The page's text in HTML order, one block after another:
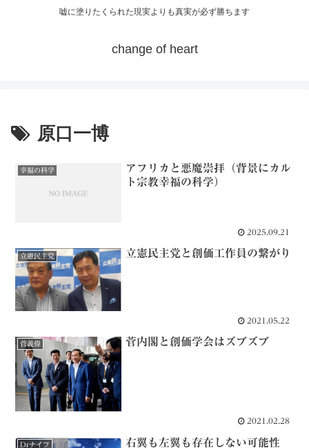
嘘に塗りたくられた現実よりも真実が必ず勝ちます
change of heart
原口一博
幸福の科学
アフリカと悪魔崇拝（背景にカル
ト宗教幸福の科学）
2025.09.21
立憲民主党 立憲民主党と創価工作員の繋がり
2021.05.22
菅義偉 菅内閣と創価学会はズブズブ
2021.02.28
Drナイフ
右翼も左翼も存在しない可能性